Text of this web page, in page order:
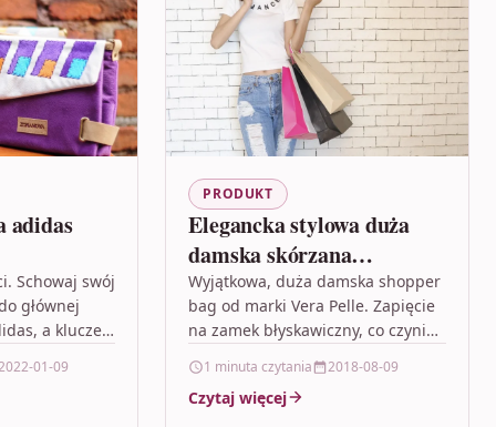
adidas
Schowaj swój
głównej
a klucze i
01-09
PRODUKT
Elegancka stylowa duża
damska skórzana
shopperbag
Wyjątkowa, duża damska shopper
bag od marki Vera Pelle. Zapięcie
na zamek błyskawiczny, co czyni
bezpieczniejszym. Złote zdobienia
podkreślają kobiecy styl. W…
1 minuta czytania 2018-08-09
Czytaj więcej